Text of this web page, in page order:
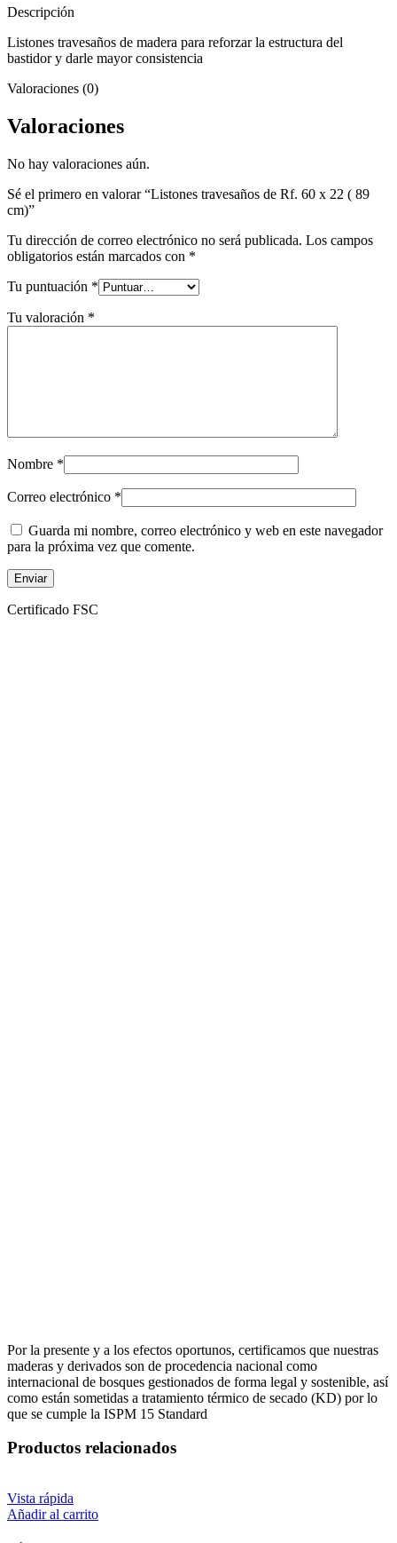
89
cantidad
Descripción
Listones travesaños de madera para reforzar la estructura del
bastidor y darle mayor consistencia
Valoraciones (0)
Valoraciones
No hay valoraciones aún.
Sé el primero en valorar “Listones travesaños de Rf. 60 x 22 ( 89
cm)”
Tu dirección de correo electrónico no será publicada. Los campos
obligatorios están marcados con *
Tu puntuación *
Tu valoración *
Nombre *
Correo electrónico *
Guarda mi nombre, correo electrónico y web en este navegador
para la próxima vez que comente.
Certificado FSC
Por la presente y a los efectos oportunos, certificamos que nuestras
maderas y derivados son de procedencia nacional como
internacional de bosques gestionados de forma legal y sostenible, así
como están sometidas a tratamiento térmico de secado (KD) por lo
que se cumple la ISPM 15 Standard
Productos relacionados
Vista rápida
Añadir al carrito